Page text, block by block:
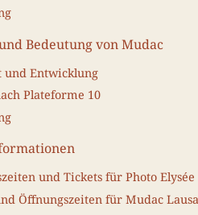
Bedeutung von Mudac
und Entwicklung
Plateforme 10
und Tickets für Photo Elysée
Öffnungszeiten für Mudac